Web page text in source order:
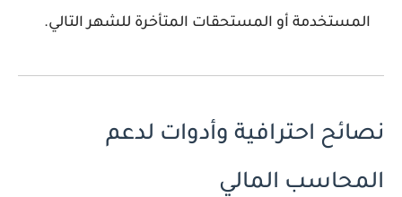
المستخدمة أو المستحقات المتأخرة للشهر التالي.
نصائح احترافية وأدوات لدعم
المحاسب المالي